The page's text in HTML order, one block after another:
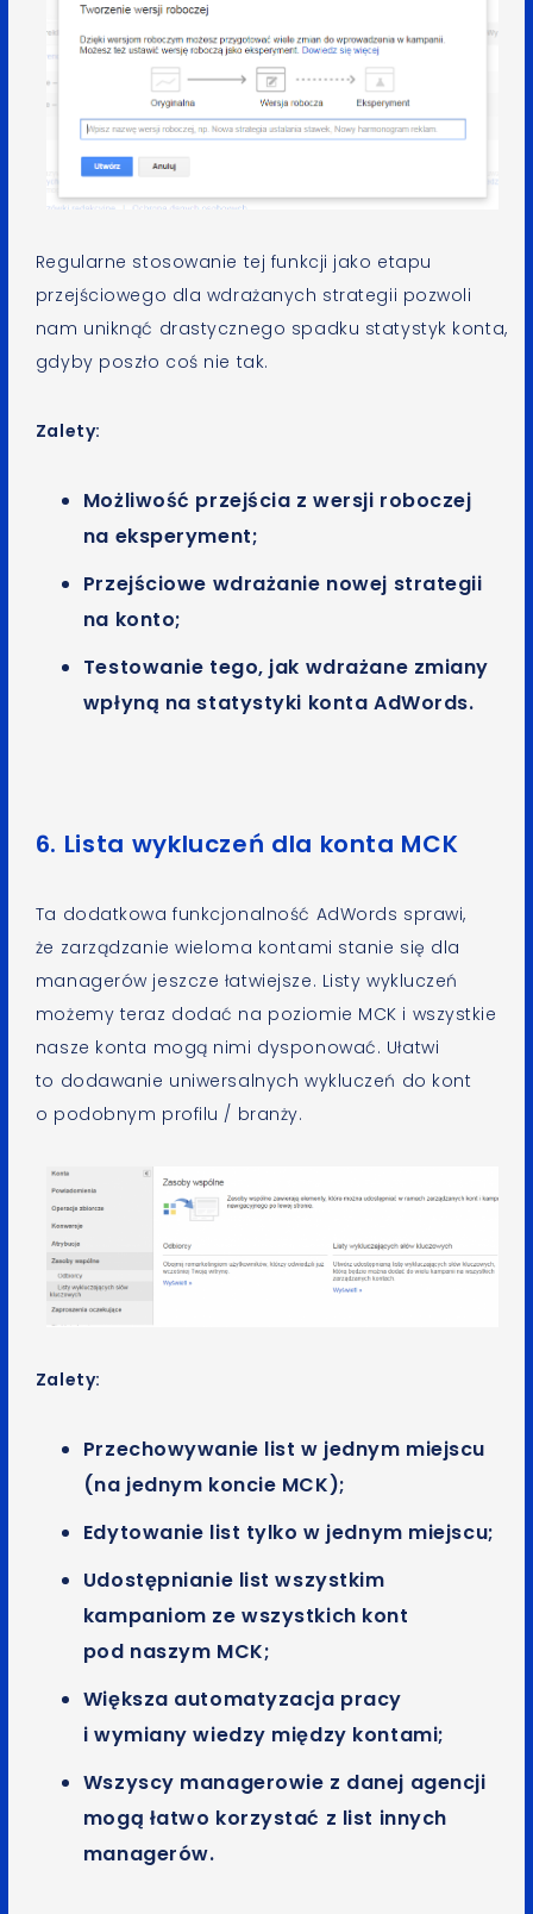
Regularne stosowanie tej funkcji jako etapu
przejściowego dla wdrażanych strategii pozwoli
nam uniknąć drastycznego spadku statystyk konta,
gdyby poszło coś nie tak.
Zalety:
Możliwość przejścia z wersji roboczej
na eksperyment;
Przejściowe wdrażanie nowej strategii
na konto;
Testowanie tego, jak wdrażane zmiany
wpłyną na statystyki konta AdWords.
6. Lista wykluczeń dla konta MCK
Ta dodatkowa funkcjonalność AdWords sprawi,
że zarządzanie wieloma kontami stanie się dla
managerów jeszcze łatwiejsze. Listy wykluczeń
możemy teraz dodać na poziomie MCK i wszystkie
nasze konta mogą nimi dysponować. Ułatwi
to dodawanie uniwersalnych wykluczeń do kont
o podobnym profilu / branży.
Zalety:
Przechowywanie list w jednym miejscu
(na jednym koncie MCK);
Edytowanie list tylko w jednym miejscu;
Udostępnianie list wszystkim
kampaniom ze wszystkich kont
pod naszym MCK;
Większa automatyzacja pracy
i wymiany wiedzy między kontami;
Wszyscy managerowie z danej agencji
mogą łatwo korzystać z list innych
managerów.